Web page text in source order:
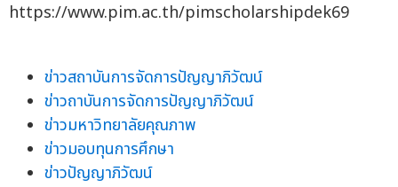
https://www.pim.ac.th/pimscholarshipdek69
ข่าวสถาบันการจัดการปัญญาภิวัฒน์
ข่าวถาบันการจัดการปัญญาภิวัฒน์
ข่าวมหาวิทยาลัยคุณภาพ
ข่าวมอบทุนการศึกษา
ข่าวปัญญาภิวัฒน์